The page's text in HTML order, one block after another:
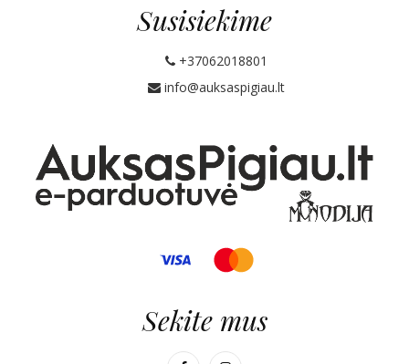
Susisiekime
+37062018801
info@auksaspigiau.lt
Sekite mus